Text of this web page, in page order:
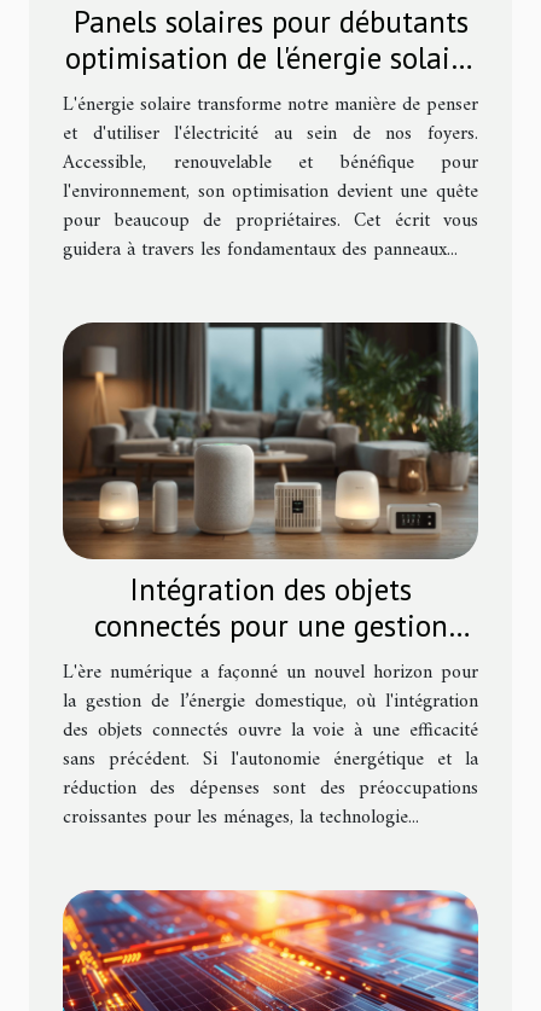
Panels solaires pour débutants
optimisation de l'énergie solaire
dans votre maison
L'énergie solaire transforme notre manière de penser
et d'utiliser l'électricité au sein de nos foyers.
Accessible, renouvelable et bénéfique pour
l'environnement, son optimisation devient une quête
pour beaucoup de propriétaires. Cet écrit vous
guidera à travers les fondamentaux des panneaux...
Intégration des objets
connectés pour une gestion
énergétique efficace à domicile
L'ère numérique a façonné un nouvel horizon pour
la gestion de l’énergie domestique, où l'intégration
des objets connectés ouvre la voie à une efficacité
sans précédent. Si l'autonomie énergétique et la
réduction des dépenses sont des préoccupations
croissantes pour les ménages, la technologie...